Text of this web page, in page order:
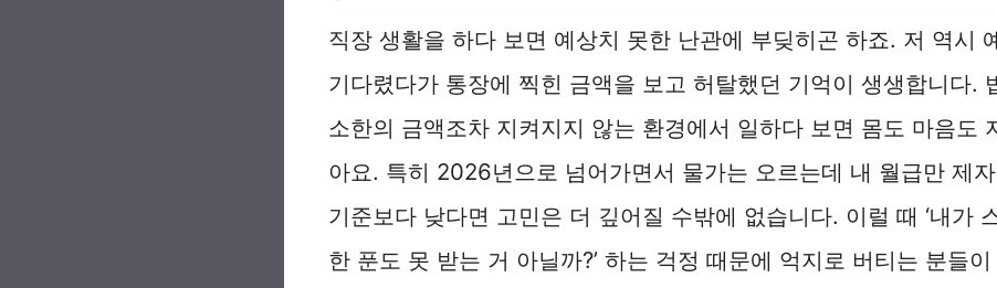
직장 생활을 하다 보면 예상치 못한 난관에 부딪히곤 하죠. 저 역시
기다렸다가 통장에 찍힌 금액을 보고 허탈했던 기억이 생생합니다.
소한의 금액조차 지켜지지 않는 환경에서 일하다 보면 몸도 마음도
아요. 특히 2026년으로 넘어가면서 물가는 오르는데 내 월급만 제
기준보다 낮다면 고민은 더 깊어질 수밖에 없습니다. 이럴 때 ‘내가
한 푼도 못 받는 거 아닐까?’ 하는 걱정 때문에 억지로 버티는 분들